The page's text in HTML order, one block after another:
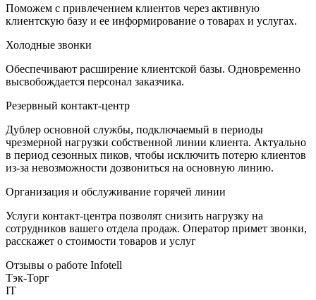
Поможем с привлечением клиентов через активную
клиентскую базу и ее информирование о товарах и услугах.
Холодные звонки
Обеспечивают расширение клиентской базы. Одновременно
высвобождается персонал заказчика.
Резервный контакт-центр
Дублер основной службы, подключаемый в периоды
чрезмерной нагрузки собственной линии клиента. Актуально
в период сезонных пиков, чтобы исключить потерю клиентов
из-за невозможности дозвониться на основную линию.
Организация и обслуживание горячей линии
Услуги контакт-центра позволят снизить нагрузку на
сотрудников вашего отдела продаж. Оператор примет звонки,
расскажет о стоимости товаров и услуг
Отзывы о работе Infotell
Тэк-Торг
IT